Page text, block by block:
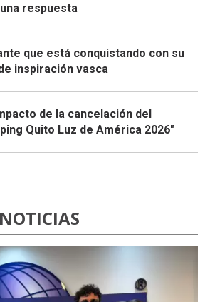
respuesta
que está conquistando con su
inspiración vasca
de la cancelación del
Quito Luz de América 2026"